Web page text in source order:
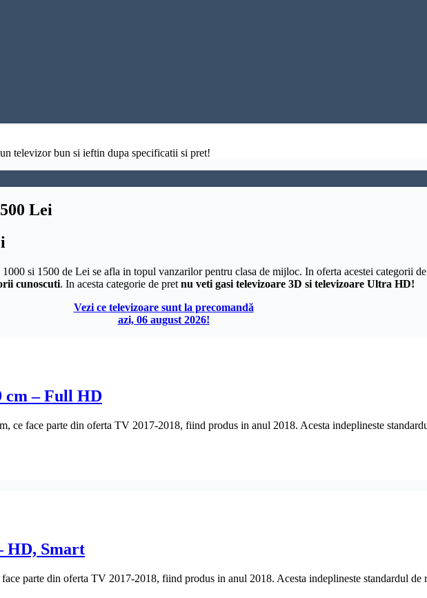
televizor bun si ieftin dupa specificatii si pret!
Lei
si 1500 de Lei se afla in topul vanzarilor pentru clasa de mijloc. In oferta acestei categorii de
cunoscuti. In acesta categorie de pret nu veti gasi televizoare 3D si televizoare Ultra HD!
Vezi ce televizoare sunt la precomandă
azi, 06 august 2026!
cm – Full HD
ce face parte din oferta TV 2017-2018, fiind produs in anul 2018. Acesta indeplineste
HD, Smart
parte din oferta TV 2017-2018, fiind produs in anul 2018. Acesta indeplineste standardul